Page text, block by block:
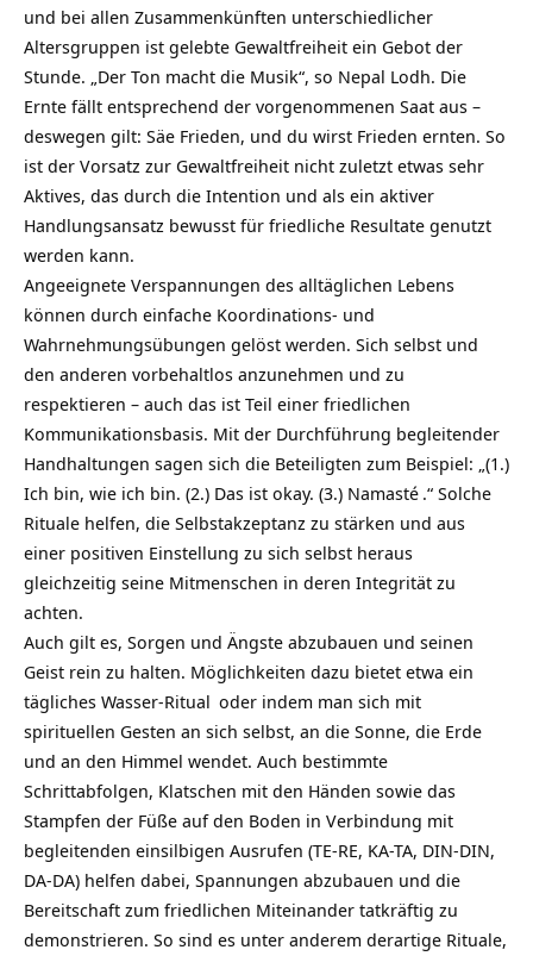
und bei allen Zusammenkünften unterschiedlicher
Altersgruppen ist gelebte Gewaltfreiheit ein Gebot der
Stunde. „Der Ton macht die Musik“, so Nepal Lodh. Die
Ernte fällt entsprechend der vorgenommenen Saat aus –
deswegen gilt: Säe Frieden, und du wirst Frieden ernten. So
ist der Vorsatz zur Gewaltfreiheit nicht zuletzt etwas sehr
Aktives, das durch die Intention und als ein aktiver
Handlungsansatz bewusst für friedliche Resultate genutzt
werden kann.
Angeeignete Verspannungen des alltäglichen Lebens
können durch einfache Koordinations- und
Wahrnehmungsübungen gelöst werden. Sich selbst und
den anderen vorbehaltlos anzunehmen und zu
respektieren – auch das ist Teil einer friedlichen
Kommunikationsbasis. Mit der Durchführung begleitender
Handhaltungen sagen sich die Beteiligten zum Beispiel: „(1.)
Ich bin, wie ich bin. (2.) Das ist okay. (3.) Namasté .“ Solche
Rituale helfen, die Selbstakzeptanz zu stärken und aus
einer positiven Einstellung zu sich selbst heraus
gleichzeitig seine Mitmenschen in deren Integrität zu
achten.
Auch gilt es, Sorgen und Ängste abzubauen und seinen
Geist rein zu halten. Möglichkeiten dazu bietet etwa ein
tägliches Wasser-Ritual oder indem man sich mit
spirituellen Gesten an sich selbst, an die Sonne, die Erde
und an den Himmel wendet. Auch bestimmte
Schrittabfolgen, Klatschen mit den Händen sowie das
Stampfen der Füße auf den Boden in Verbindung mit
begleitenden einsilbigen Ausrufen (TE-RE, KA-TA, DIN-DIN,
DA-DA) helfen dabei, Spannungen abzubauen und die
Bereitschaft zum friedlichen Miteinander tatkräftig zu
demonstrieren. So sind es unter anderem derartige Rituale,